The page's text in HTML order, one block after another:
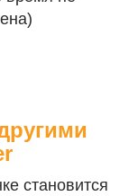
становится